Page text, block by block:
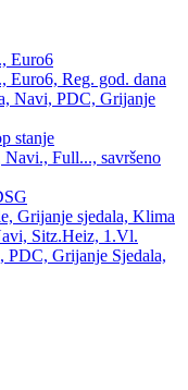
Euro6
Reg. god. dana
Navi, PDC, Grijanje
stanje
Full..., savršeno
Grijanje sjedala, Klima
Sitz.Heiz, 1.Vl.
Grijanje Sjedala,